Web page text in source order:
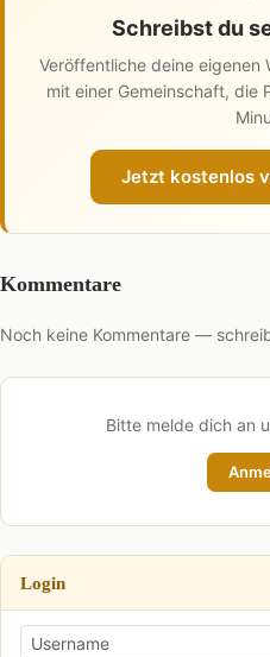
Schreibst du
Veröffentliche deine eigenen
mit einer Gemeinschaft, die
Jetzt kostenlos
Kommentare
Noch keine Kommentare —
Bitte melde dich an
Login